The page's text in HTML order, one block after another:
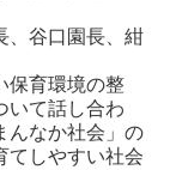
、谷口園長、紺
保育環境の整
いて話し合わ
んなか社会」の
てしやすい社会